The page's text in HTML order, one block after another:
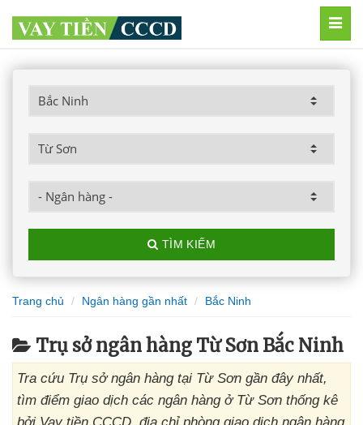
TÌM KIẾM
Trang chủ Ngân hàng gần nhất Bắc Ninh
Trụ sở ngân hàng Từ Sơn Bắc Ninh
Tra cứu Trụ sở ngân hàng tại Từ Sơn gần đây nhất,
tìm điểm giao dịch các ngân hàng ở Từ Sơn thống kê